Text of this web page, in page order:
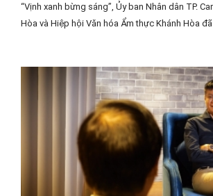
“Vịnh xanh bừng sáng”, Ủy ban Nhân dân TP.
Hòa và Hiệp hội Văn hóa Ẩm thực Khánh Hòa đã